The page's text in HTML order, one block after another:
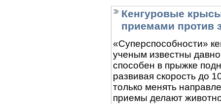
Кенгуровые
приемами против
«Суперспособности»
ученым известны
способен в прыжке
развивая скорость до
только менять
приемы делают